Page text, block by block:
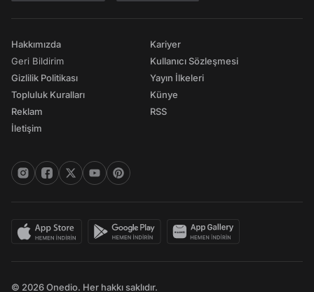
Hakkımızda
Geri Bildirim
Gizlilik Politikası
Topluluk Kuralları
Reklam
İletişim
Kariyer
Kullanıcı Sözleşmesi
Yayın İlkeleri
Künye
RSS
© 2026 Onedio. Her hakkı saklıdır.